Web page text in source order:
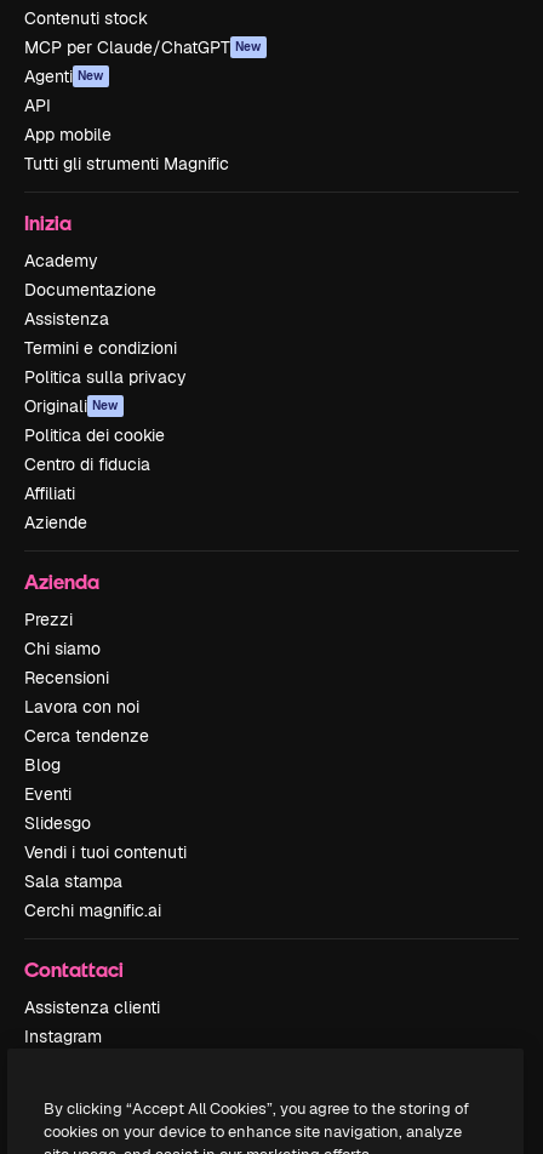
Contenuti stock
MCP per Claude/ChatGPT New
Agenti New
API
App mobile
Tutti gli strumenti Magnific
Inizia
Academy
Documentazione
Assistenza
Termini e condizioni
Politica sulla privacy
Originali New
Politica dei cookie
Centro di fiducia
Affiliati
Aziende
Azienda
Prezzi
Chi siamo
Recensioni
Lavora con noi
Cerca tendenze
Blog
Eventi
Slidesgo
Vendi i tuoi contenuti
Sala stampa
Cerchi magnific.ai
Contattaci
Assistenza clienti
Instagram
TikTok
By clicking “Accept All Cookies”, you agree to the storing of
cookies on your device to enhance site navigation, analyze